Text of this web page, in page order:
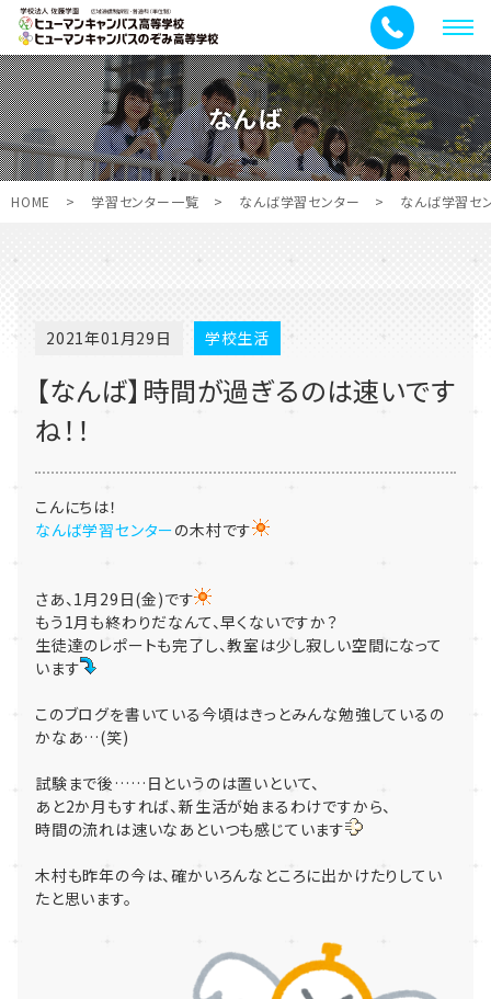
メ
ニ
ュ
ー
なんば
HOME > 学習センター一覧 > なんば学習センター > なんば学習セ
2021年01月29日 学校生活
【なんば】時間が過ぎるのは速いです
ね！！
こんにちは！
なんば学習センターの木村です
さあ、1月29日(金)です
もう1月も終わりだなんて、早くないですか？
生徒達のレポートも完了し、教室は少し寂しい空間になって
います
このブログを書いている今頃はきっとみんな勉強しているの
かなあ…(笑)
試験まで後……日というのは置いといて、
あと2か月もすれば、新生活が始まるわけですから、
時間の流れは速いなあといつも感じています
木村も昨年の今は、確かいろんなところに出かけたりしてい
たと思います。